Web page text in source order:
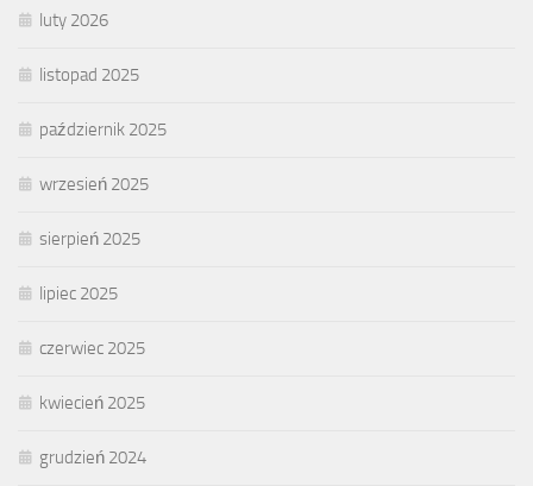
luty 2026
listopad 2025
październik 2025
wrzesień 2025
sierpień 2025
lipiec 2025
czerwiec 2025
kwiecień 2025
grudzień 2024